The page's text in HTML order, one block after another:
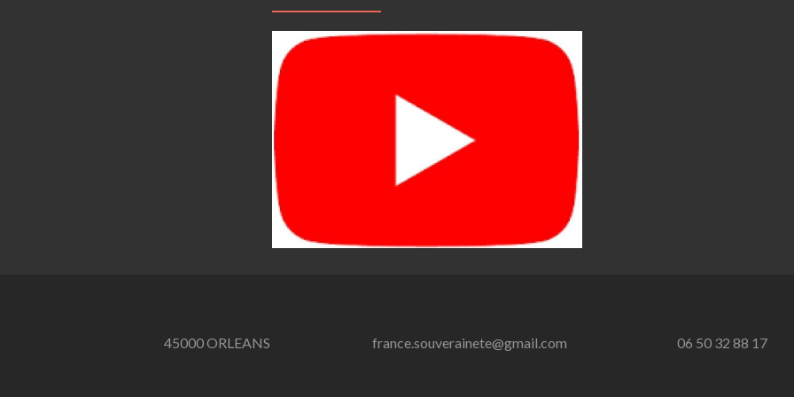
45000 ORLEANS france.souverainete@gmail.com 06 50 32 88 17